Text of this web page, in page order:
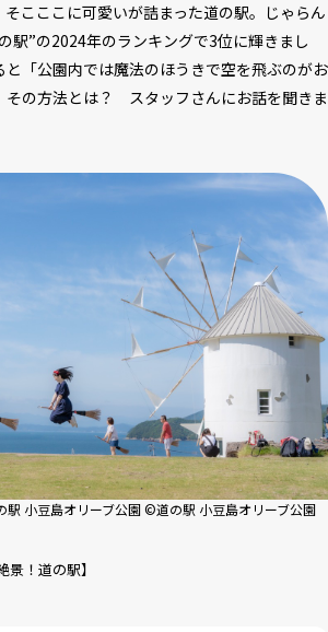
こここに可愛いが詰まった道の駅。じゃらん
駅”の2024年のランキングで3位に輝きまし
「公園内では魔法のほうきで空を飛ぶのがお
その方法とは？ スタッフさんにお話を聞きま
小豆島オリーブ公園 ©道の駅 小豆島オリーブ公園
！道の駅】